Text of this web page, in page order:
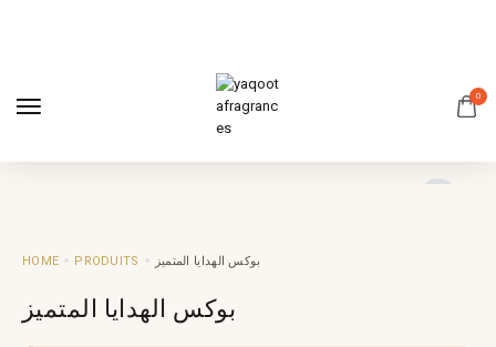
0
HOME PRODUITS بوكس الهدايا المتميز
بوكس الهدايا المتميز